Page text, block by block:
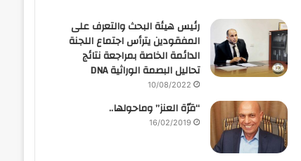
رئيس هيئة البحث والتعرف على
المفقودين يترأس اجتماع اللجنة
الدائمة الخاصة بمراجعة نتائج
تحاليل البصمة الوراثية DNA
10/08/2022
“قرّة العنز” وماحولها..
16/02/2019